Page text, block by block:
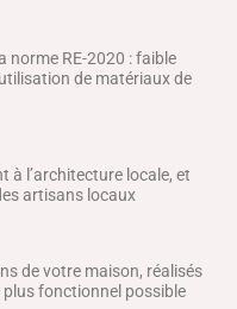
norme RE-2020 : faible
de matériaux de
à l’architecture locale, et
artisans locaux
de votre maison, réalisés
plus fonctionnel possible